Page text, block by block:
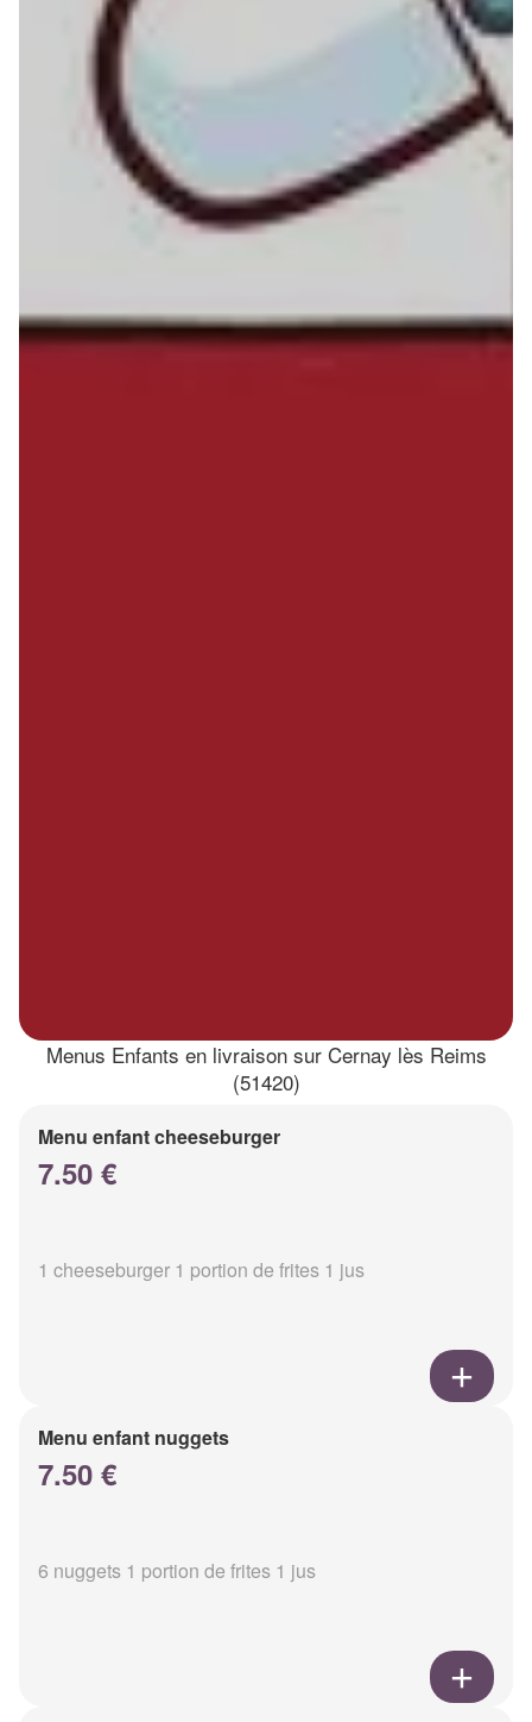
Menus Enfants en livraison sur Cernay lès Reims
(51420)
Menu enfant cheeseburger
7.50 €
1 cheeseburger 1 portion de frites 1 jus
Menu enfant nuggets
7.50 €
6 nuggets 1 portion de frites 1 jus